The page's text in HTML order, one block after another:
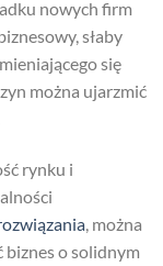
nowych firm
słaby
się
można ujarzmić
rynku i
, można
biznes o solidnym